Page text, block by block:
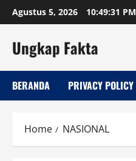
Skip
to
Agustus 5, 2026 10:49:32 PM
Ungkap Fakta
BERANDA PRIVACY POLICY
Home NASIONAL